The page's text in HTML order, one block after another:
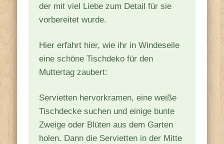
der mit viel Liebe zum Detail für sie
vorbereitet wurde.
Hier erfahrt hier, wie ihr in Windeseile
eine schöne Tischdeko für den
Muttertag zaubert:
Servietten hervorkramen, eine weiße
Tischdecke suchen und einige bunte
Zweige oder Blüten aus dem Garten
holen. Dann die Servietten in der Mitte